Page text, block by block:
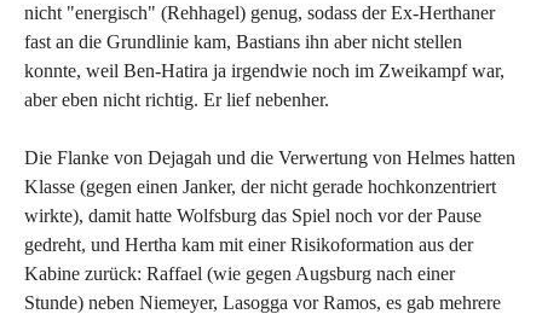
nicht "energisch" (Rehhagel) genug, sodass der Ex-Herthaner
fast an die Grundlinie kam, Bastians ihn aber nicht stellen
konnte, weil Ben-Hatira ja irgendwie noch im Zweikampf war,
aber eben nicht richtig. Er lief nebenher.
Die Flanke von Dejagah und die Verwertung von Helmes hatten
Klasse (gegen einen Janker, der nicht gerade hochkonzentriert
wirkte), damit hatte Wolfsburg das Spiel noch vor der Pause
gedreht, und Hertha kam mit einer Risikoformation aus der
Kabine zurück: Raffael (wie gegen Augsburg nach einer
Stunde) neben Niemeyer, Lasogga vor Ramos, es gab mehrere